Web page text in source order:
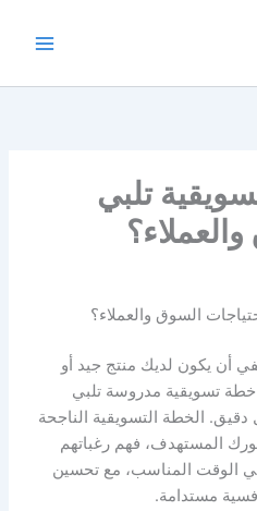
تلبي
السوق والعملاء؟
أن يكون لديك منتج جيد أو
تسويقية مدروسة تلبي
الخطة التسويقية الناجحة
المستهدف، فهم رغباتهم
في الوقت المناسب، مع تحسين
مستدامة.